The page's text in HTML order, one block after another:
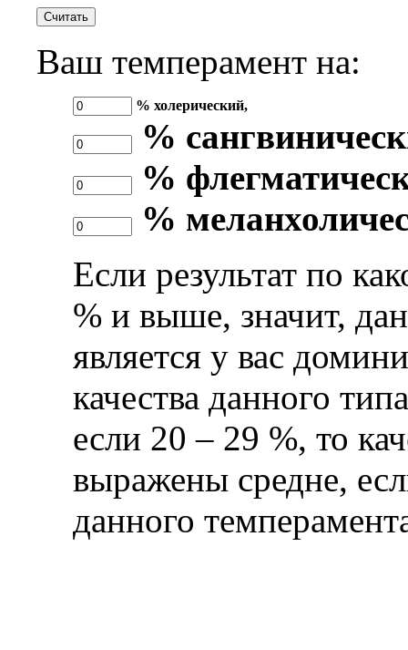
Ваш темперамент на:
% холерический,
%
%
%
Если результат по
% и выше, значит,
является у вас
качества данного
если 20 – 29 %, то
выражены средне,
данного